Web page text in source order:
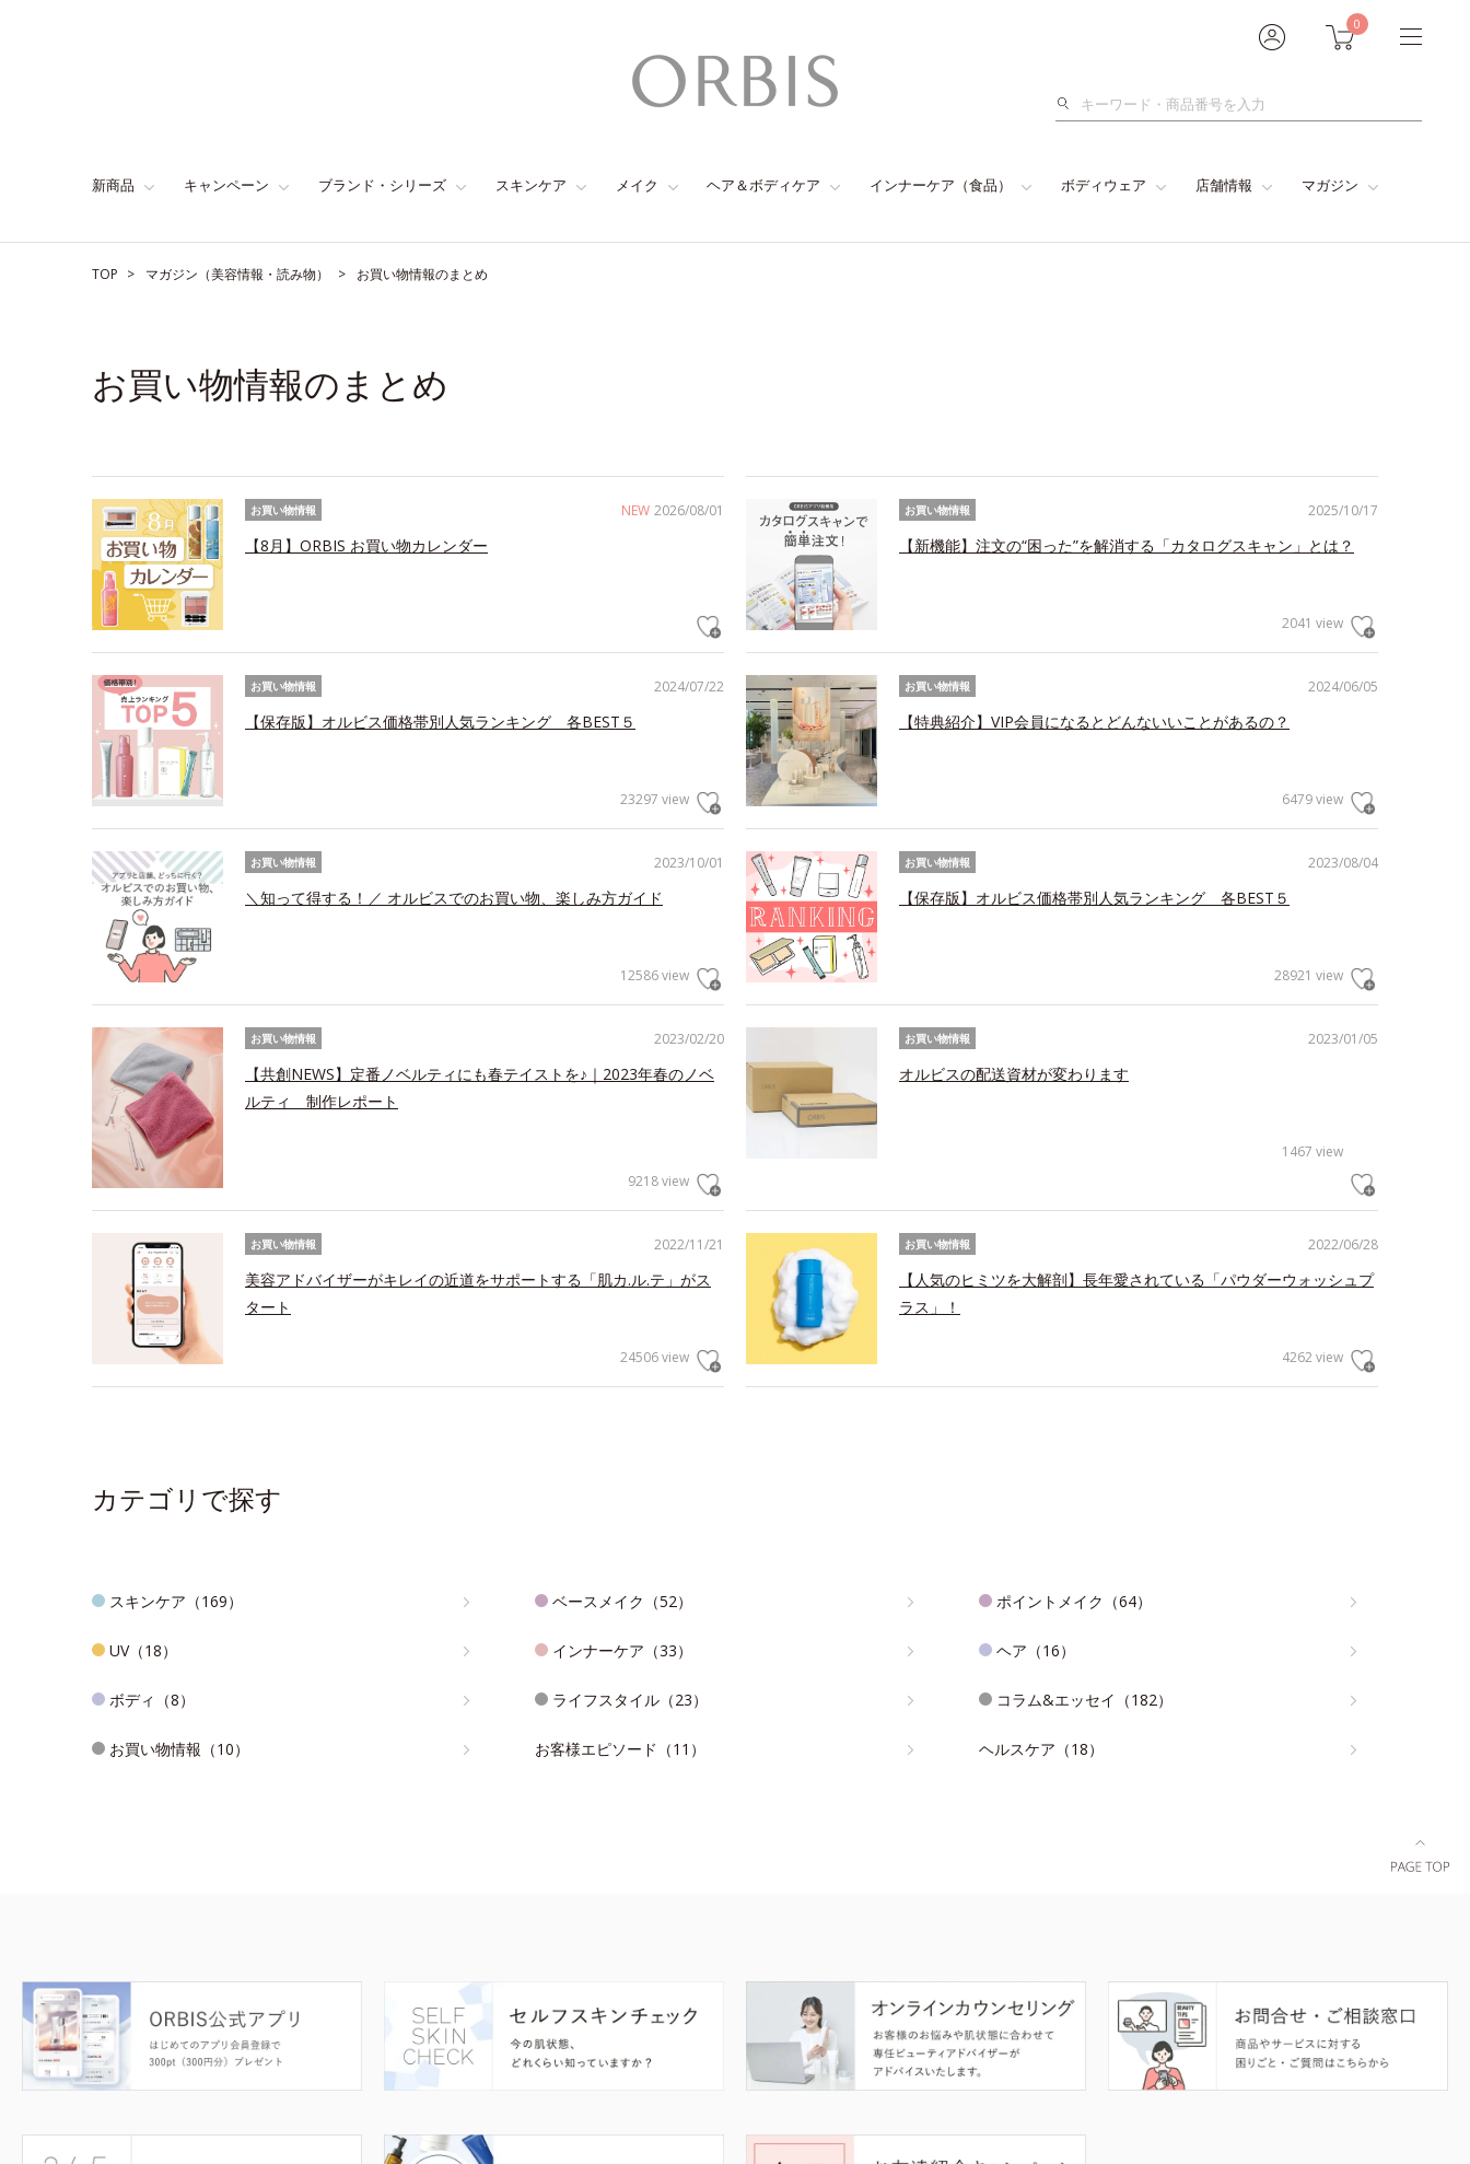
0
検
新商品 キャンペーン ブランド・シリーズ スキンケア メイク ヘア＆ボディケア インナーケア（食品） ボディウェア 店舗情報 マガジン
TOP マガジン（美容情報・読み物） お買い物情報のまとめ
お買い物情報のまとめ
NEW 2026/08/01
お買い物情報
【8月】ORBIS お買い物カレンダー
2025/10/17
お買い物情報
【新機能】注文の“困った”を解消する「カタログスキャン」とは？
2041 view
2024/07/22
お買い物情報
【保存版】オルビス価格帯別人気ランキング 各BEST５
23297 view
2024/06/05
お買い物情報
【特典紹介】VIP会員になるとどんないいことがあるの？
6479 view
2023/10/01
お買い物情報
＼知って得する！／ オルビスでのお買い物、楽しみ方ガイド
12586 view
2023/08/04
お買い物情報
【保存版】オルビス価格帯別人気ランキング 各BEST５
28921 view
2023/02/20
お買い物情報
【共創NEWS】定番ノベルティにも春テイストを♪｜2023年春のノベ
ルティ 制作レポート
9218 view
2023/01/05
お買い物情報
オルビスの配送資材が変わります
1467 view
2022/11/21
お買い物情報
美容アドバイザーがキレイの近道をサポートする「肌カ.ル.テ」がス
タート
24506 view
2022/06/28
お買い物情報
【人気のヒミツを大解剖】長年愛されている「パウダーウォッシュプ
ラス」！
4262 view
カテゴリで探す
スキンケア（169） ベースメイク（52） ポイントメイク（64）
UV（18） インナーケア（33） ヘア（16）
ボディ（8） ライフスタイル（23） コラム&エッセイ（182）
お買い物情報（10） お客様エピソード（11） ヘルスケア（18）